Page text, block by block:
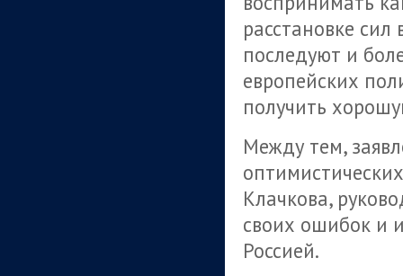
расстановке
последуют и
европейских
получить
Между тем,
Клачкова,
своих ошибок и
Россией.